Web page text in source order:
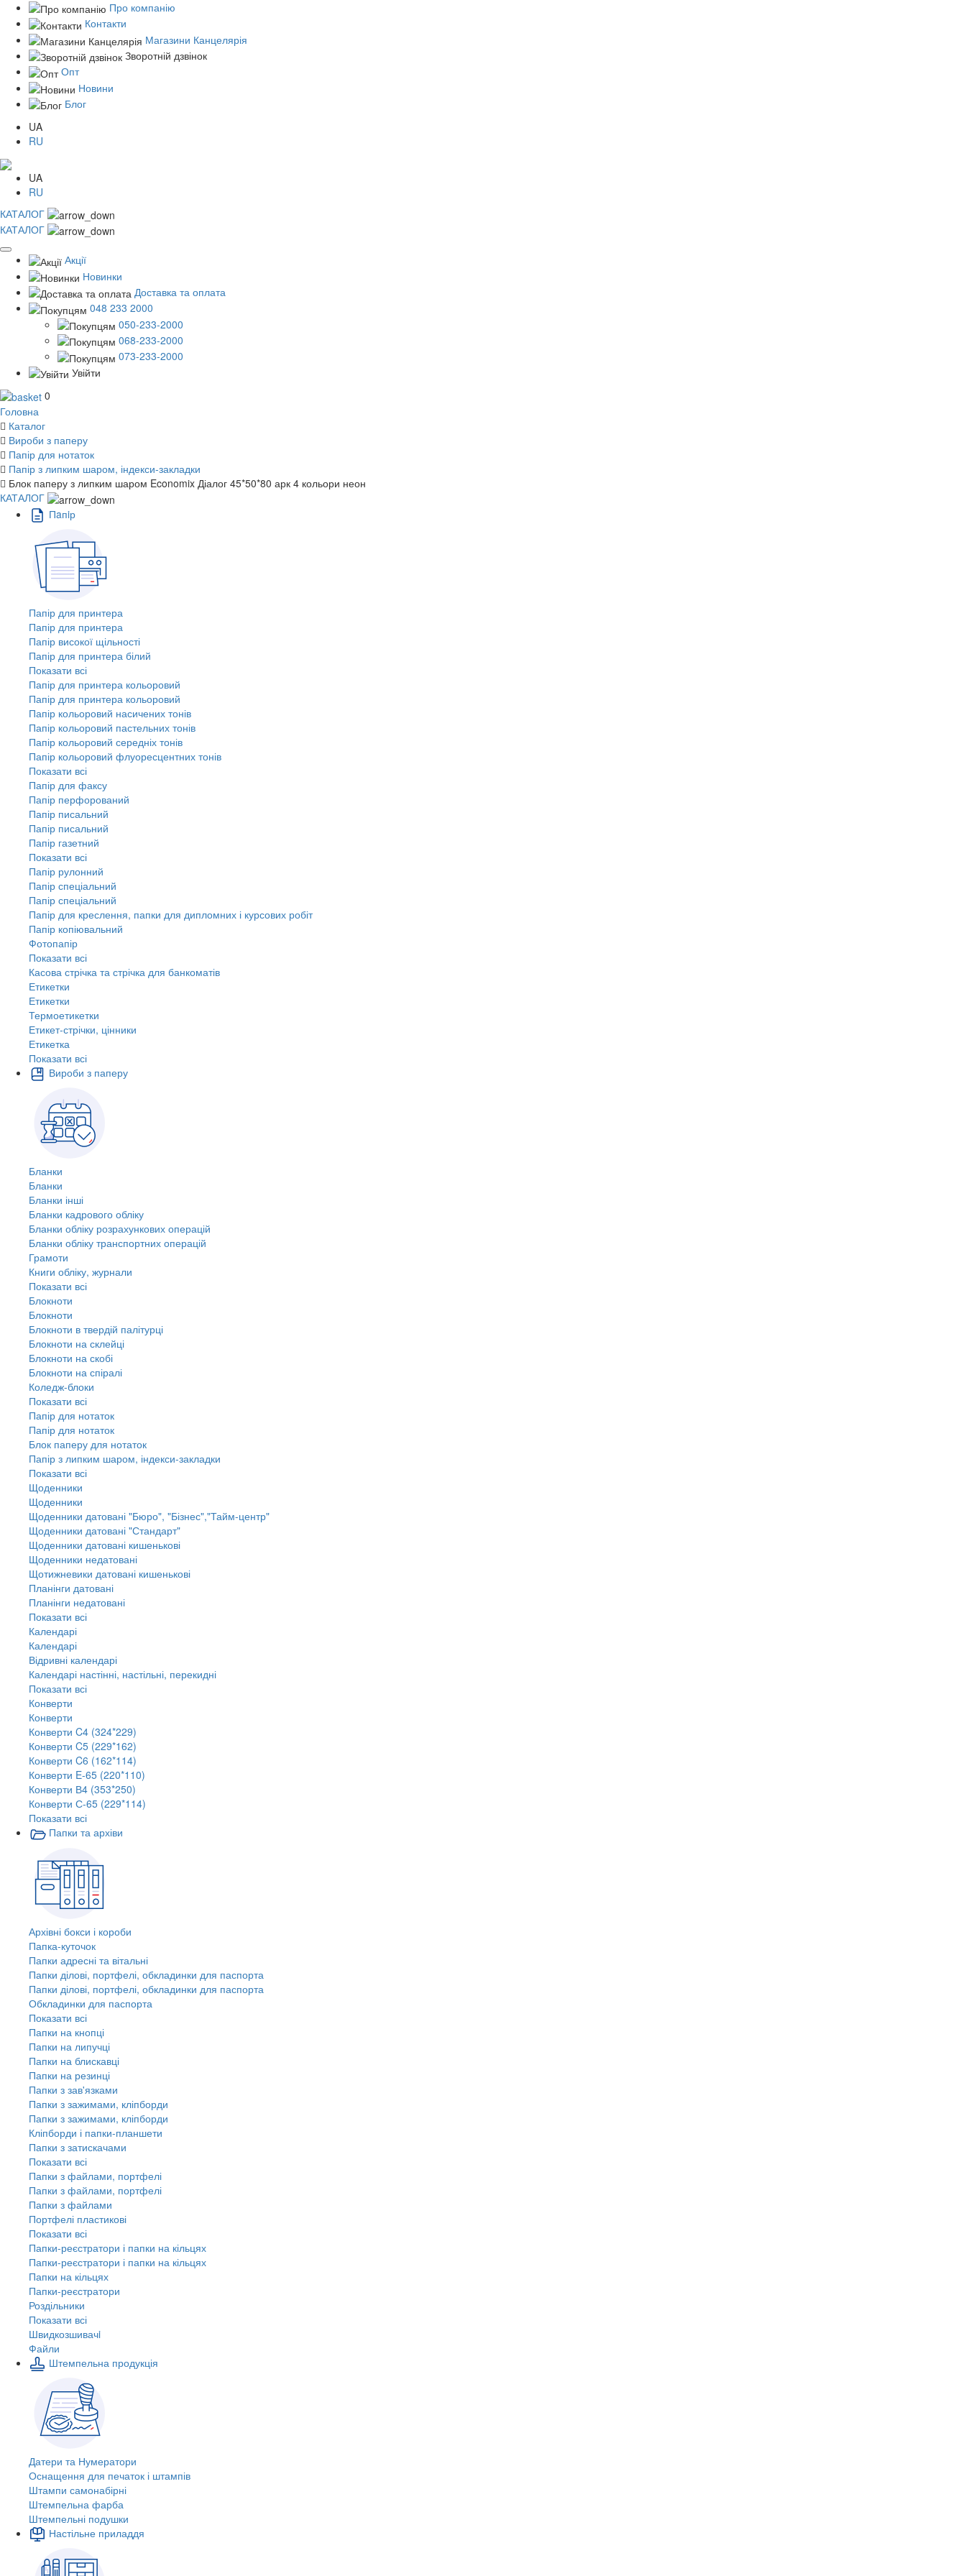
Про компанію
Контакти
Магазини Канцелярія
Зворотній дзвінок
Опт
Новини
Блог
UA
RU
UA
RU
КАТАЛОГ
КАТАЛОГ
Акції
Новинки
Доставка та оплата
048 233 2000
050-233-2000
068-233-2000
073-233-2000
Увійти
0
Головна
Каталог
Вироби з паперу
Папір для нотаток
Папір з липким шаром, індекси-закладки
Блок паперу з липким шаром Economix Діалог 45*50*80 арк 4 кольори неон
КАТАЛОГ
Пaпiр
Папір для принтера
Папір для принтера
Папір високої щільності
Папір для принтера білий
Показати всі
Папір для принтера кольоровий
Папір для принтера кольоровий
Папір кольоровий насичених тонів
Папір кольоровий пастельних тонів
Папір кольоровий середніх тонів
Папір кольоровий флуоресцентних тонів
Показати всі
Папір для факсу
Папір перфорований
Папір писальний
Папір писальний
Папір газетний
Показати всі
Папір рулонний
Папір спеціальний
Папір спеціальний
Папір для креслення, папки для дипломних і курсових робіт
Папір копіювальний
Фотопапір
Показати всі
Касова стрічка та стрічка для банкоматів
Етикетки
Етикетки
Термоетикетки
Етикет-стрічки, цінники
Етикетка
Показати всі
Вироби з паперу
Бланки
Бланки
Бланки інші
Бланки кадрового обліку
Бланки обліку розрахункових операцій
Бланки обліку транспортних операцій
Грамоти
Книги обліку, журнали
Показати всі
Блокноти
Блокноти
Блокноти в твердій палітурці
Блокноти на склейці
Блокноти на скобі
Блокноти на спіралі
Коледж-блоки
Показати всі
Папір для нотаток
Папір для нотаток
Блок паперу для нотаток
Папір з липким шаром, індекси-закладки
Показати всі
Щоденники
Щоденники
Щоденники датовані "Бюро", "Бізнес","Тайм-центр"
Щоденники датовані "Стандарт"
Щоденники датовані кишенькові
Щоденники недатовані
Щотижневики датовані кишенькові
Планінги датовані
Планінги недатовані
Показати всі
Календарі
Календарі
Відривні календарі
Календарі настінні, настільні, перекидні
Показати всі
Конверти
Конверти
Конверти C4 (324*229)
Конверти C5 (229*162)
Конверти C6 (162*114)
Конверти E-65 (220*110)
Конверти В4 (353*250)
Конверти С-65 (229*114)
Показати всі
Папки та архіви
Архівні бокси і короби
Папка-куточок
Папки адресні та вітальні
Папки ділові, портфелі, обкладинки для паспорта
Папки ділові, портфелі, обкладинки для паспорта
Обкладинки для паспорта
Показати всі
Папки на кнопці
Папки на липучці
Папки на блискавці
Папки на резинці
Папки з зав'язками
Папки з зажимами, кліпборди
Папки з зажимами, кліпборди
Кліпборди і папки-планшети
Папки з затискачами
Показати всі
Папки з файлами, портфелі
Папки з файлами, портфелі
Папки з файлами
Портфелі пластикові
Показати всі
Папки-реєстратори і папки на кільцях
Папки-реєстратори і папки на кільцях
Папки на кільцях
Папки-реєстратори
Роздільники
Показати всі
Швидкозшивачi
Файли
Штемпельна продукція
Датери та Нумератори
Оснащення для печаток і штампів
Штампи самонабірні
Штемпельна фарба
Штемпельні подушки
Настільне приладдя